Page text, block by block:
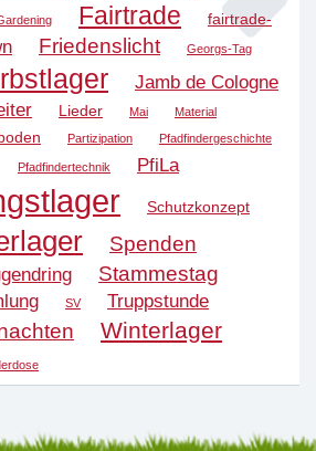
Fairtrade
fairtrade-
Friedenslicht Georgs-Tag
Jamb de Cologne
Lieder Mai
Material
Partizipation Pfadfindergeschichte
Pfadfindertechnik
PfiLa
Schutzkonzept
Spenden
Stammestag
SV Truppstunde
Winterlager